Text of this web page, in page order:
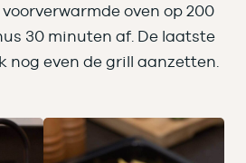
oven op 200
30 minuten af. De laatste
nog even de grill aanzetten.